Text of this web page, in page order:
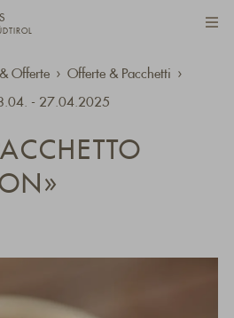
Offerte Offerte & Pacchetti
- 27.04.2025